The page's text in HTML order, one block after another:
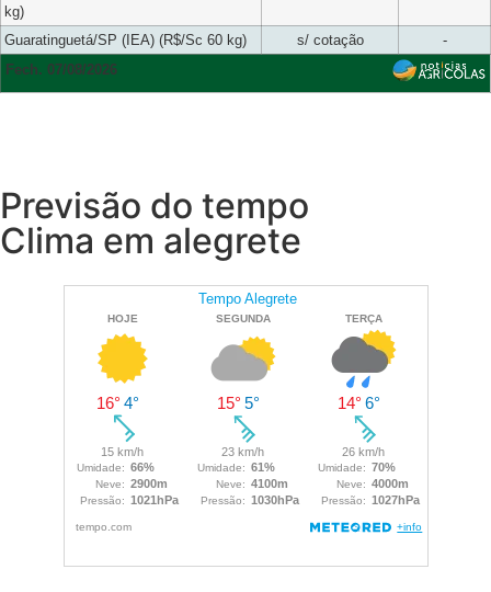
kg)
Guaratinguetá/SP (IEA) (R$/Sc 60 kg) s/ cotação
-
Fech. 07/08/2026
Previsão do tempo
Clima em alegrete